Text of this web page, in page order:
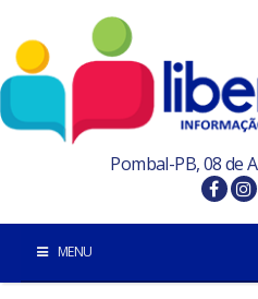
Pombal-PB, 08 de
MENU